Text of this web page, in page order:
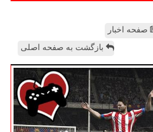
صفحه اخبار
بازگشت به صفحه اصلی